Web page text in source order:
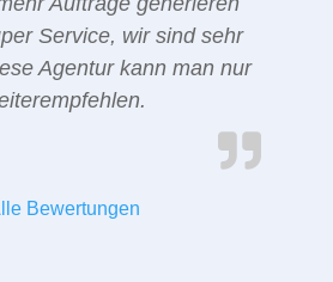
Service, wir sind sehr
Agentur kann man nur
Bewertungen